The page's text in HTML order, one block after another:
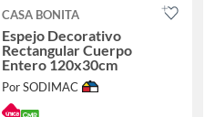
CASA BONITA
Espejo Decorativo
Rectangular Cuerpo
Entero 120x30cm
Por SODIMAC